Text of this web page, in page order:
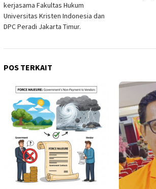
kerjasama Fakultas Hukum
Universitas Kristen Indonesia dan
DPC Peradi Jakarta Timur.
POS TERKAIT